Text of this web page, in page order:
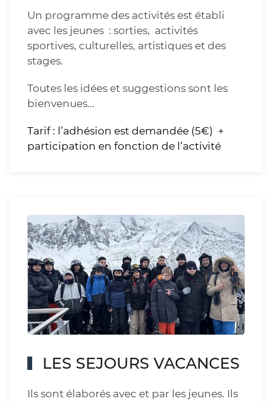
Un programme des activités est établi
avec les jeunes : sorties, activités
sportives, culturelles, artistiques et des
stages.
Toutes les idées et suggestions sont les
bienvenues…
Tarif : l’adhésion est demandée (5€) +
participation en fonction de l’activité
LES SEJOURS VACANCES
Ils sont élaborés avec et par les jeunes. Ils